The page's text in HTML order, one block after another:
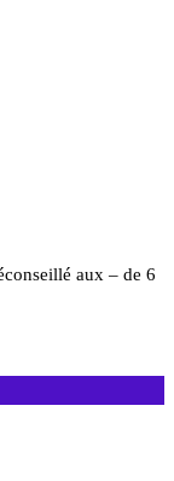
aux – de 6